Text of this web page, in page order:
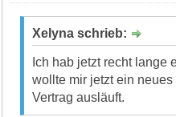
Xelyna schrieb:
Ich hab jetzt recht lange
wollte mir jetzt ein
Vertrag ausläuft.